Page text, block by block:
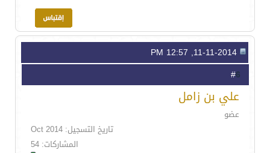
6
علي بن زامل
عضو
تاريخ التسجيل: Oct 2014
المشاركات: 54